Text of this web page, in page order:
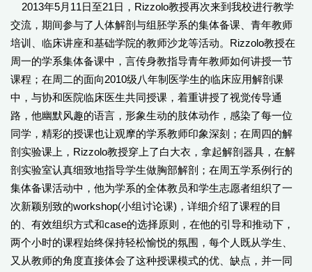
2013年5月11日至21日，Rizzolo教授再次来到我校进行教学
交流，期间参与了人体解剖与组胚学系的集体备课、青年教师
培训、临床讲座和基础学院的教师沙龙等活动。Rizzolo教授在
周一的学系集体备课中，言传身教指导青年教师如何讲授一节
课程；在周二的面向2010级八年制医学生的临床应用解剖课
中，与协和医院临床医生共同授课，着重讲授了视觉传导通
路，他幽默风趣的语言，形象生动的肢体动作，感染了每一位
同学，精彩的授课也让观摩的学系教师印象深刻；在周四的解
剖实验课上，Rizzolo教授穿上了白大衣，拿起解剖器具，在解
剖实验室认真细致地指导学生做胸部解剖；在周五学系例行的
集体备课活动中，他为学系的全体教员和学生志愿者组织了一
次新颖别致的workshop(小组讨论课)，详细介绍了课程的目
的、有效组织方式和case的选择原则，在他的引导和推动下，
两个小时的课程始终保持轻松愉悦的氛围，每个人既从学生、
又从教师的角度直接体会了这种授课模式的优、缺点，并一同